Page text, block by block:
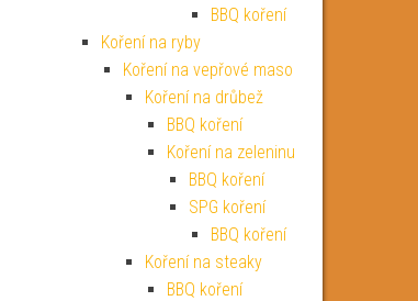
BBQ koření
Koření na ryby
Koření na vepřové maso
Koření na drůbež
BBQ koření
Koření na zeleninu
BBQ koření
SPG koření
BBQ koření
Koření na steaky
BBQ koření